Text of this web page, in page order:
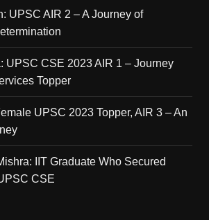
UPSC AIR 2 – A Journey of
UPSC CSE 2023 AIR 1 – Journey
Topper
UPSC 2023 Topper, AIR 3 – An
IIT Graduate Who Secured
CSE